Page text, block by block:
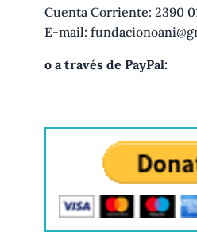
Cuenta Corriente: 2390
E-mail:
o a través de PayPal: